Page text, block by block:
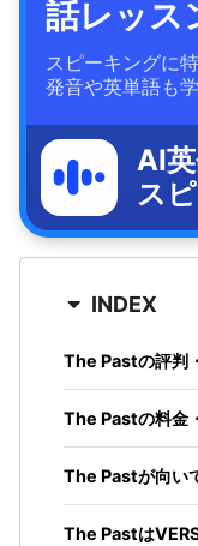
話レッス
スピーキングに
発音や英単語も
AI
ス
INDEX
The Pastの評判
The Pastの料金
The Pastが向い
The Pastは